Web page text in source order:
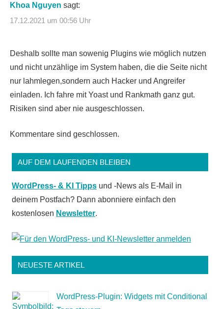
Khoa Nguyen sagt:
17.12.2021 um 00:56 Uhr
Deshalb sollte man sowenig Plugins wie möglich nutzen
und nicht unzählige im System haben, die die Seite nicht
nur lahmlegen,sondern auch Hacker und Angreifer
einladen. Ich fahre mit Yoast und Rankmath ganz gut.
Risiken sind aber nie ausgeschlossen.
Kommentare sind geschlossen.
AUF DEM LAUFENDEN BLEIBEN
WordPress- & KI Tipps und -News als E-Mail in
deinem Postfach? Dann abonniere einfach den
kostenlosen Newsletter.
NEUESTE ARTIKEL
WordPress-Plugin: Widgets mit Conditional